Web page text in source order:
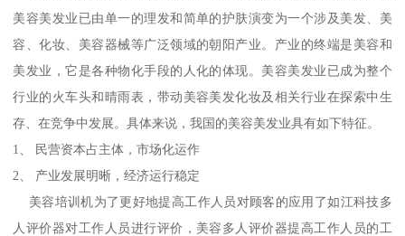
美容美发业已由单一的理发和简单的护肤演变为一个涉及美发、美
容、化妆、美容器械等广泛领域的朝阳产业。产业的终端是美容和
美发业，它是各种物化手段的人化的体现。美容美发业已成为整个
行业的火车头和晴雨表，带动美容美发化妆及相关行业在探索中生
存、在竞争中发展。具体来说，我国的美容美发业具有如下特征。
1、 民营资本占主体，市场化运作
2、 产业发展明晰，经济运行稳定
美容培训机为了更好地提高工作人员对顾客的应用了如江科技多
人评价器对工作人员进行评价，美容多人评价器提高工作人员的工